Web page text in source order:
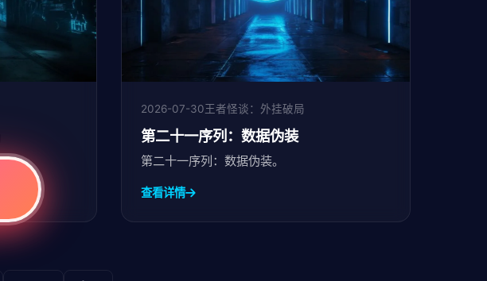
2026-07-30王者怪谈：外挂破局
第二十一序列：数据伪装
第二十一序列：数据伪装。
查看详情